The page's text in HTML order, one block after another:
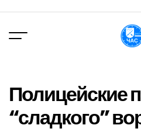
вмісту
Полицейские
“сладкого”